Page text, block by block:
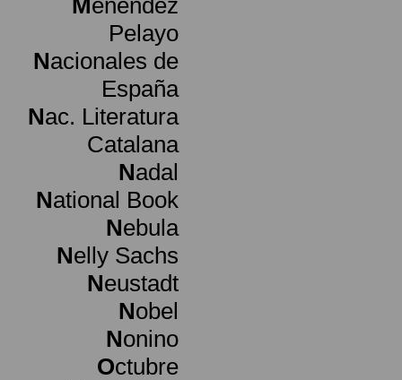
Menéndez
Pelayo
Nacionales de
España
Nac. Literatura
Catalana
Nadal
National Book
Nebula
Nelly Sachs
Neustadt
Nobel
Nonino
Octubre